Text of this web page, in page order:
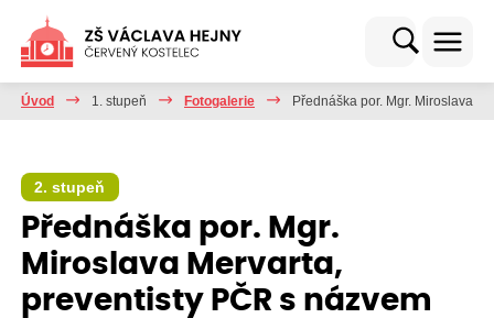
Úvod 1. stupeň Fotogalerie Přednáška por. Mgr. Miroslava
2. stupeň
Přednáška por. Mgr.
Miroslava Mervarta,
preventisty PČR s názvem